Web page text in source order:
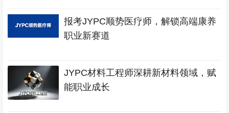
报考JYPC顺势医疗师，解锁高端康养
职业新赛道
JYPC材料工程师深耕新材料领域，赋
能职业成长